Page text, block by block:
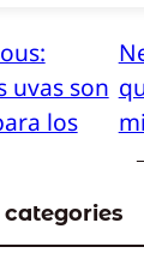
uvas son
los